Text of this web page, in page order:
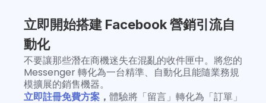
立即開始搭建 Facebook 營銷引流自
動化
不要讓那些潛在商機迷失在混亂的收件匣中。將您的
Messenger 轉化為一台精準、自動化且能隨業務規
模擴展的銷售機器。
立即註冊免費方案 ， 體驗將「留言」轉化為「訂單」